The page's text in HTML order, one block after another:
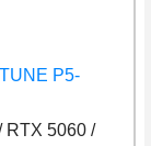
P5-
RTX 5060 /